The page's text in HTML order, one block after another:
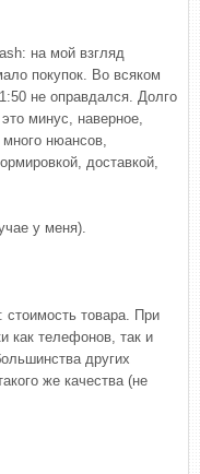
на мой взгляд
покупок. Во всяком
не оправдался. Долго
минус, наверное,
много нюансов,
доставкой,
у меня).
товара. При
как телефонов, так и
других
же качества (не